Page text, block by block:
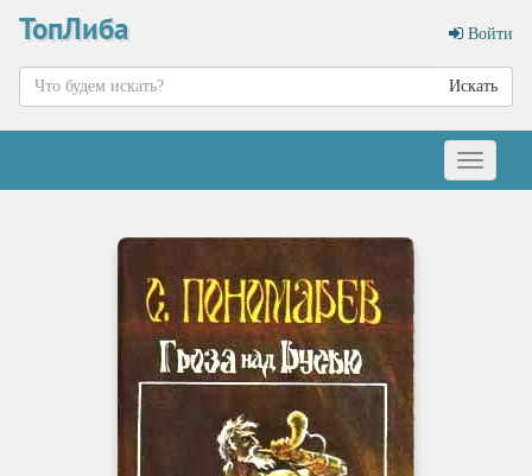
ТопЛиба Войти
Искать
Меню